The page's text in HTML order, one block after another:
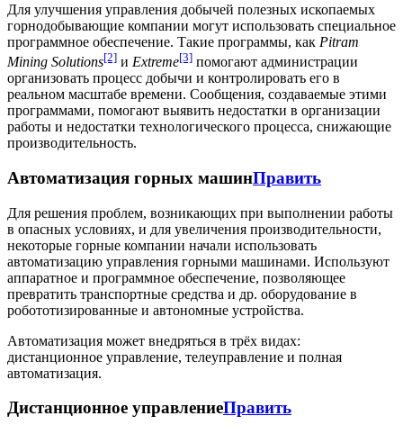
Для улучшения управления добычей полезных ископаемых
горнодобывающие компании могут использовать специальное
программное обеспечение. Такие программы, как Pitram
Mining Solutions[2] и Extreme[3] помогают администрации
организовать процесс добычи и контролировать его в
реальном масштабе времени. Сообщения, создаваемые этими
программами, помогают выявить недостатки в организации
работы и недостатки технологического процесса, снижающие
производительность.
Автоматизация горных машинПравить
Для решения проблем, возникающих при выполнении работы
в опасных условиях, и для увеличения производительности,
некоторые горные компании начали использовать
автоматизацию управления горными машинами. Используют
аппаратное и программное обеспечение, позволяющее
превратить транспортные средства и др. оборудование в
робототизированные и автономные устройства.
Автоматизация может внедряться в трёх видах:
дистанционное управление, телеуправление и полная
автоматизация.
Дистанционное управлениеПравить